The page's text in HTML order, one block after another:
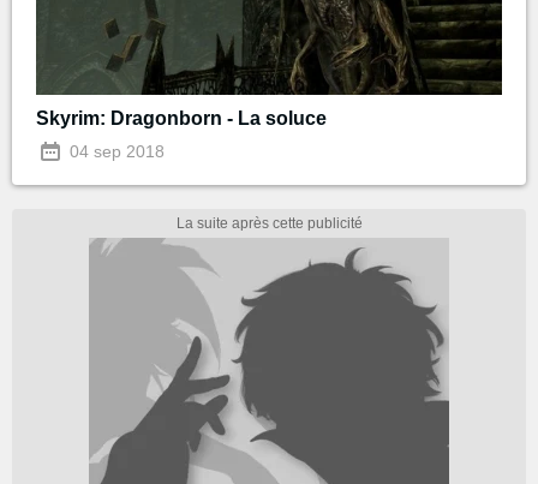
Skyrim: Dragonborn - La soluce
04 sep 2018